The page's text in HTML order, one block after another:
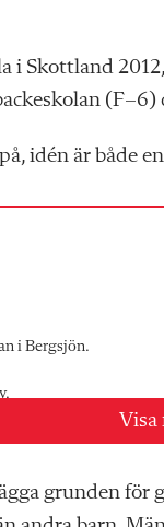
i Skottland
(F–6)
idén är både
i Bergsjön.
i Allsvenskan som
med och att det är
Visa
grunden för